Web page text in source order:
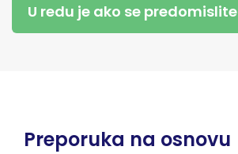
U redu je ako se predomislite
Preporuka na osnovu